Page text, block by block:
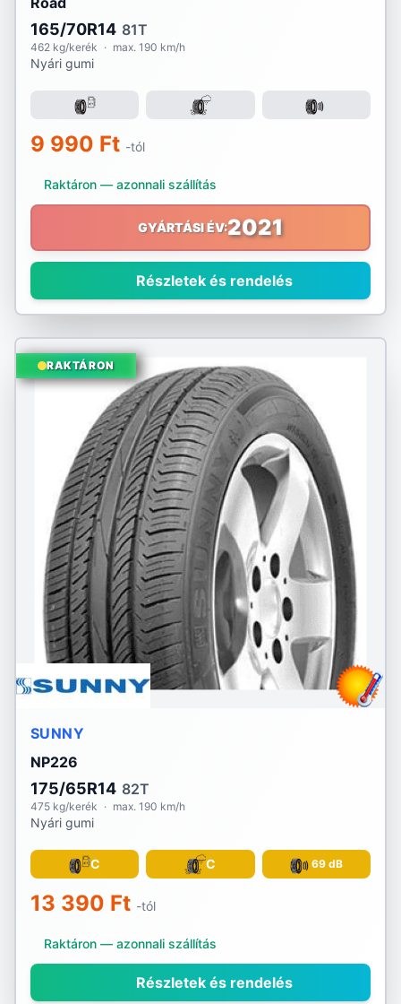
165/70R14 81T
462 kg/kerék · max. 190 km/h
Nyári gumi
9 990 Ft -tól
Raktáron — azonnali szállítás
GYÁRTÁSI ÉV:2021
Részletek és rendelés
RAKTÁRON
SUNNY
NP226
175/65R14 82T
475 kg/kerék · max. 190 km/h
Nyári gumi
C C 69 dB
13 390 Ft -tól
Raktáron — azonnali szállítás
Részletek és rendelés